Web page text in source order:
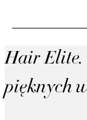
Hair Elite.
pięknych